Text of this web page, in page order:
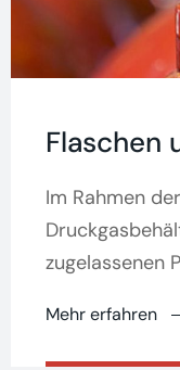
Flaschen
Im Rahmen
zugelassenen
Mehr erfahren